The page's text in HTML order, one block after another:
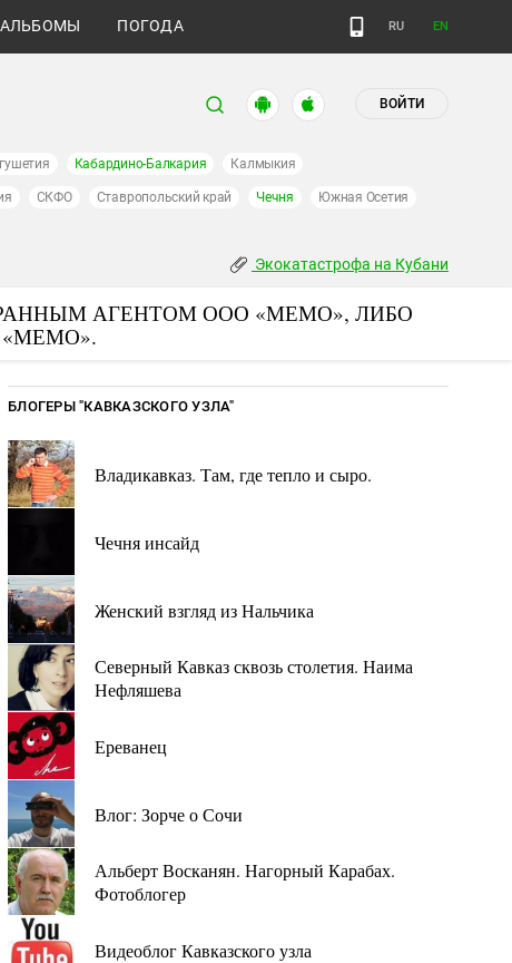
ПОГОДА RU EN
ВОЙТИ
Кабардино-Балкария Калмыкия
СКФО Ставропольский край Чечня Южная Осетия
Экокатастрофа на Кубани
АГЕНТОМ ООО «МЕМО», ЛИБО
БЛОГЕРЫ "КАВКАЗСКОГО УЗЛА"
Владикавказ. Там, где тепло и сыро.
Чечня инсайд
Женский взгляд из Нальчика
Северный Кавказ сквозь столетия. Наима
Нефляшева
Ереванец
Влог: Зорче о Сочи
Альберт Восканян. Нагорный Карабах.
Фотоблогер
Видеоблог Кавказского узла